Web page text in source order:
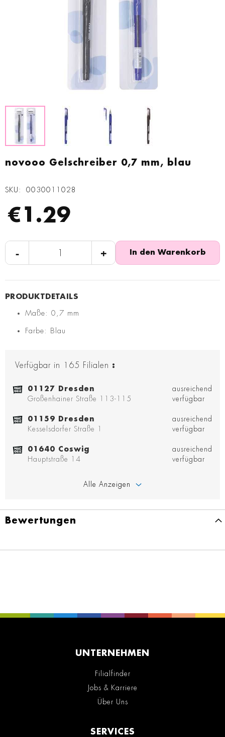
novooo Gelschreiber 0,7 mm, blau
SKU 0030011028
€1.29
- + In den Warenkorb
Maße: 0,7 mm
Farbe: Blau
Verfügbar in 165 Filialen :
01127 Dresden
Großenhainer Straße 113-115
ausreichend
verfügbar
01159 Dresden
Kesselsdorfer Straße 1
ausreichend
verfügbar
01640 Coswig
Hauptstraße 14
ausreichend
verfügbar
Alle Anzeigen
Anfang
springen
Bewertungen
UNTERNEHMEN
Filialfinder
Jobs & Karriere
Über Uns
SERVICES